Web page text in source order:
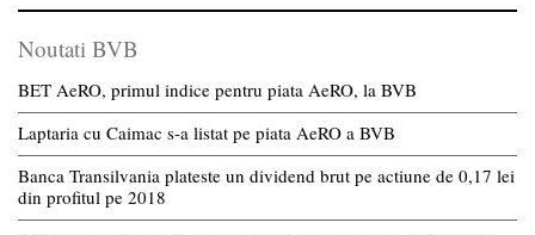
Noutati BVB
BET AeRO, primul indice pentru piata AeRO, la BVB
Laptaria cu Caimac s-a listat pe piata AeRO a BVB
Banca Transilvania plateste un dividend brut pe actiune de 0,17 lei
din profitul pe 2018